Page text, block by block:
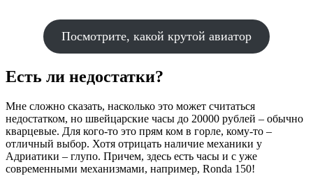
Посмотрите, какой крутой авиатор
Есть ли недостатки?
Мне сложно сказать, насколько это может считаться
недостатком, но швейцарские часы до 20000 рублей – обычно
кварцевые. Для кого-то это прям ком в горле, кому-то –
отличный выбор. Хотя отрицать наличие механики у
Адриатики – глупо. Причем, здесь есть часы и с уже
современными механизмами, например, Ronda 150!